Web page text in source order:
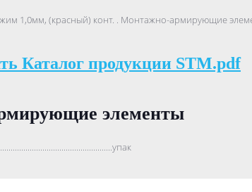
1,0мм, (красный) конт. . Монтажно-армирующие
Каталог продукции STM.pdf
элементы
упак